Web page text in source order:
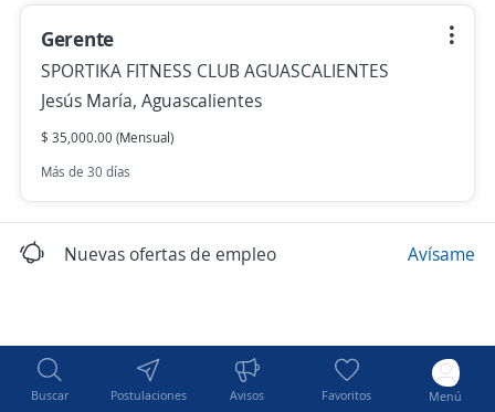
Buscar Postulaciones Avisos Favoritos Menú
Gerente
SPORTIKA FITNESS CLUB AGUASCALIENTES
Jesús María, Aguascalientes
$ 35,000.00 (Mensual)
Más de 30 días
Nuevas ofertas de empleo Avísame